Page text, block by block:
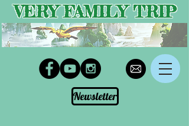
Newsletter
VERY FAMILY TRIP